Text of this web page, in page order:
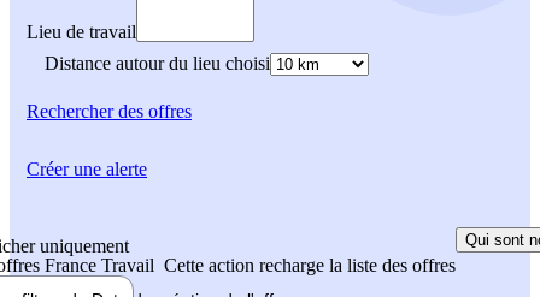
Lieu de travail
Distance autour du lieu choisi
Rechercherdes offres
uniquement
France Travail Cette action recharge la liste des offres
Qui sont
Créer une alerte